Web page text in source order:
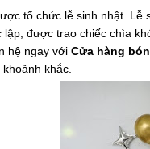
tổ chức lễ sinh nhật. Lễ
được trao chiếc chìa
hệ ngay với Cửa hàng
khắc.